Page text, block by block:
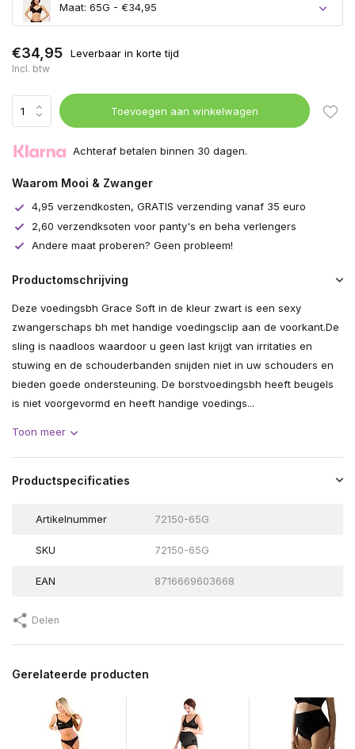
Maat: 65G - €34,95
€34,95 Leverbaar in korte tijd
Incl. btw
Toevoegen aan winkelwagen
Achteraf betalen binnen 30 dagen.
Waarom Mooi & Zwanger
4,95 verzendkosten, GRATIS verzending vanaf 35 euro
2,60 verzendksoten voor panty's en beha verlengers
Andere maat proberen? Geen probleem!
Productomschrijving
Deze voedingsbh Grace Soft in de kleur zwart is een sexy
zwangerschaps bh met handige voedingsclip aan de voorkant.De
sling is naadloos waardoor u geen last krijgt van irritaties en
stuwing en de schouderbanden snijden niet in uw schouders en
bieden goede ondersteuning. De borstvoedingsbh heeft beugels
is niet voorgevormd en heeft handige voedings...
Toon meer
Productspecificaties
Artikelnummer 72150-65G
SKU 72150-65G
EAN 8716669603668
Delen
Gerelateerde producten